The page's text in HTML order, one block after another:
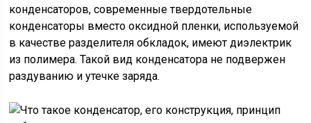
конденсаторов, современные твердотельные
конденсаторы вместо оксидной пленки, используемой
в качестве разделителя обкладок, имеют диэлектрик
из полимера. Такой вид конденсатора не подвержен
раздуванию и утечке заряда.